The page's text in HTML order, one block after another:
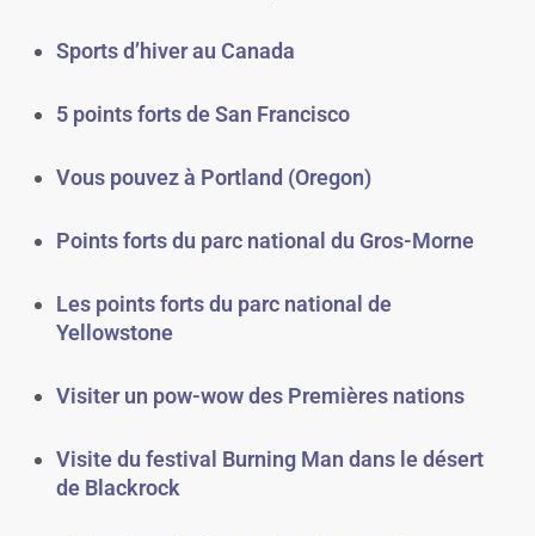
Sports d’hiver au Canada
5 points forts de San Francisco
Vous pouvez à Portland (Oregon)
Points forts du parc national du Gros-Morne
Les points forts du parc national de
Yellowstone
Visiter un pow-wow des Premières nations
Visite du festival Burning Man dans le désert
de Blackrock